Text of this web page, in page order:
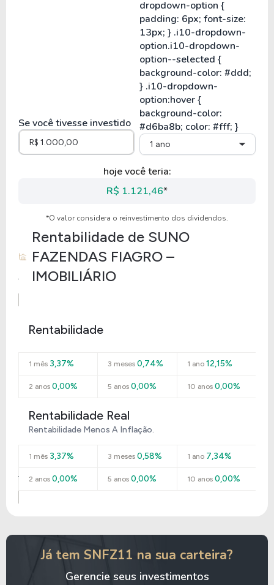
Se você tivesse investido
1 ano
hoje você teria:
R$ 1.121,46*
*O valor considera o reinvestimento dos dividendos.
Rentabilidade de SUNO
FAZENDAS FIAGRO –
IMOBILIÁRIO
Rentabilidade
1 mês 3,37% 3 meses 0,74% 1 ano12,15%
2 anos 0,00% 5 anos 0,00% 10 anos0,00%
Rentabilidade Real
Rentabilidade Menos A Inflação.
1 mês 3,37% 3 meses 0,58% 1 ano7,34%
2 anos 0,00% 5 anos 0,00% 10 anos0,00%
Já tem SNFZ11 na sua carteira?
Gerencie seus investimentos